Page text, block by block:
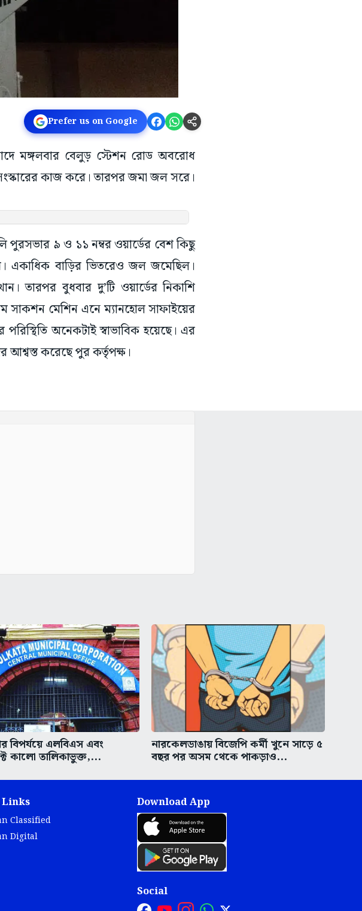
Prefer us on Google
মঙ্গলবার বেলুড় স্টেশন রোড অবরোধ
কাজ করে। তারপর জমা জল সরে।
পুরসভার ৯ ও ১১ নম্বর ওয়ার্ডের বেশ কিছু
একাধিক বাড়ির ভিতরেও জল জমেছিল।
তারপর বুধবার দু’টি ওয়ার্ডের নিকাশি
মেশিন এনে ম্যানহোল সাফাইয়ের
অনেকটাই স্বাভাবিক হয়েছে। এর
আশ্বস্ত করেছে পুর কর্তৃপক্ষ।
বিপর্যয়ে এলবিএস এবং
কালো তালিকাভুক্ত,...
নারকেলডাঙায় বিজেপি কর্মী খুনে সাড়ে ৫
বছর পর অসম থেকে পাকড়াও...
Classified
Digital
Download App
Social